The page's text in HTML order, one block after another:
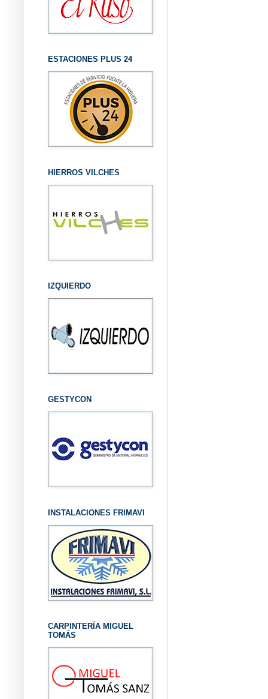
ESTACIONES PLUS 24
HIERROS VILCHES
IZQUIERDO
GESTYCON
INSTALACIONES FRIMAVI
CARPINTERÍA MIGUEL
TOMÁS